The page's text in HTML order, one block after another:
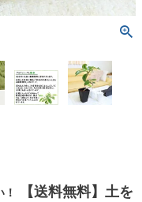
【送料無料】土を